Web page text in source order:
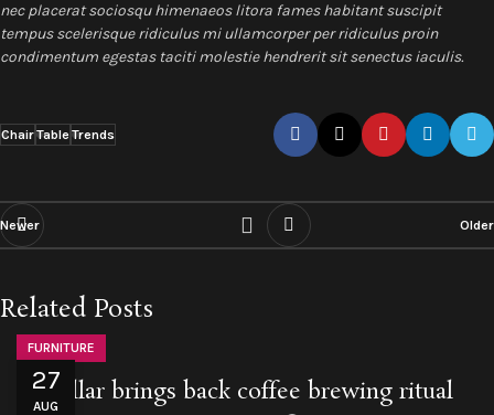
nec placerat sociosqu himenaeos litora fames habitant suscipit
tempus scelerisque ridiculus mi ullamcorper per ridiculus proin
condimentum egestas taciti molestie hendrerit sit senectus iaculis.
ChairTable Trends
Newer Older
Related Posts
27
AUG
FURNITURE
Collar brings back coffee brewing ritual